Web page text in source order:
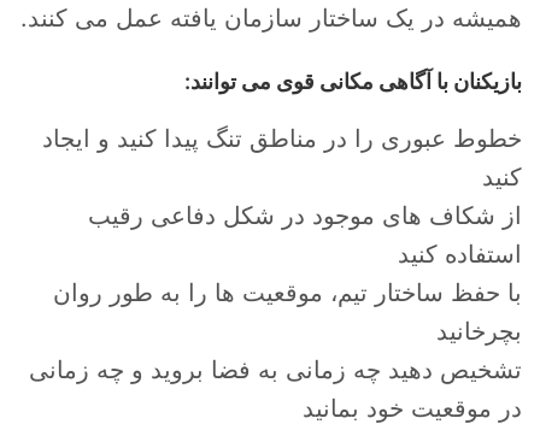
همیشه در یک ساختار سازمان یافته عمل می کنند.
بازیکنان با آگاهی مکانی قوی می توانند:
خطوط عبوری را در مناطق تنگ پیدا کنید و ایجاد
کنید
از شکاف های موجود در شکل دفاعی رقیب
استفاده کنید
با حفظ ساختار تیم، موقعیت ها را به طور روان
بچرخانید
تشخیص دهید چه زمانی به فضا بروید و چه زمانی
در موقعیت خود بمانید